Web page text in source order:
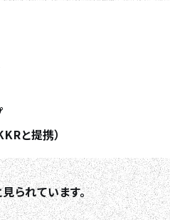
と提携）
られています。